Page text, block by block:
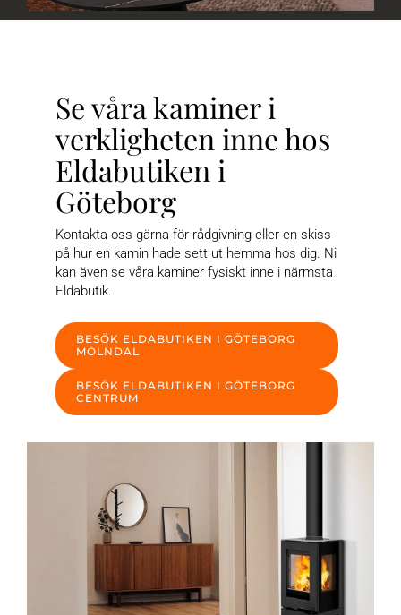
Se våra kaminer i
verkligheten inne hos
Eldabutiken i
Göteborg
Kontakta oss gärna för rådgivning eller en skiss
på hur en kamin hade sett ut hemma hos dig. Ni
kan även se våra kaminer fysiskt inne i närmsta
Eldabutik.
BESÖK ELDABUTIKEN I GÖTEBORG
MÖLNDAL
BESÖK ELDABUTIKEN I GÖTEBORG
CENTRUM